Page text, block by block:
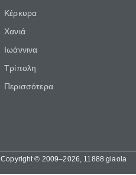
Κέρκυρα
Χανιά
Ιωάννινα
Τρίπολη
Περισσότερα
Copyright © 2009–2026, 11888 giaola